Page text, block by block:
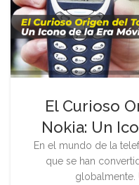
El Curioso
Nokia: Un
En el mundo de la
que se han
globalmente.